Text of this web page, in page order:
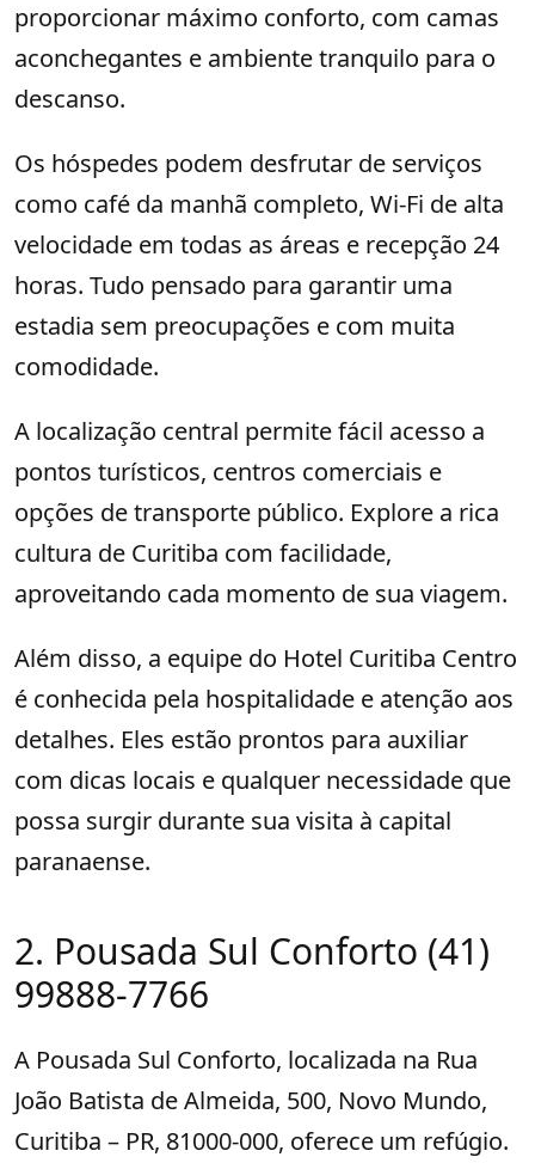
proporcionar máximo conforto, com camas
aconchegantes e ambiente tranquilo para o
descanso.
Os hóspedes podem desfrutar de serviços
como café da manhã completo, Wi-Fi de alta
velocidade em todas as áreas e recepção 24
horas. Tudo pensado para garantir uma
estadia sem preocupações e com muita
comodidade.
A localização central permite fácil acesso a
pontos turísticos, centros comerciais e
opções de transporte público. Explore a rica
cultura de Curitiba com facilidade,
aproveitando cada momento de sua viagem.
Além disso, a equipe do Hotel Curitiba Centro
é conhecida pela hospitalidade e atenção aos
detalhes. Eles estão prontos para auxiliar
com dicas locais e qualquer necessidade que
possa surgir durante sua visita à capital
paranaense.
2. Pousada Sul Conforto (41)
99888-7766
A Pousada Sul Conforto, localizada na Rua
João Batista de Almeida, 500, Novo Mundo,
Curitiba – PR, 81000-000, oferece um refúgio.